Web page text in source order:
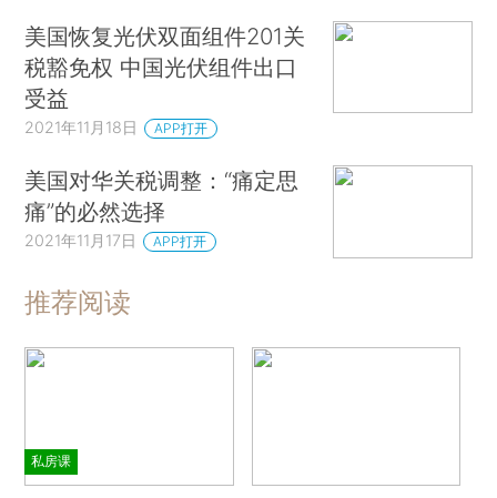
美国恢复光伏双面组件201关
税豁免权 中国光伏组件出口
受益
2021年11月18日 APP打开
美国对华关税调整：“痛定思
痛”的必然选择
2021年11月17日 APP打开
推荐阅读
私房课